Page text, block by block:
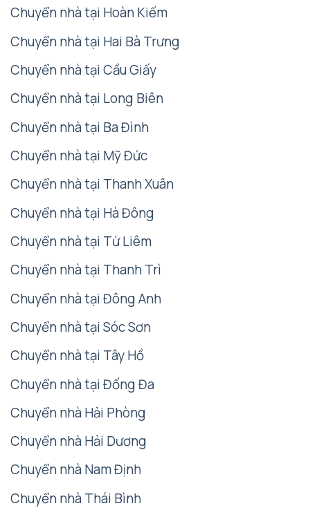
Chuyển nhà tại Hoàn Kiếm
Chuyển nhà tại Hai Bà Trưng
Chuyển nhà tại Cầu Giấy
Chuyển nhà tại Long Biên
Chuyển nhà tại Ba Đình
Chuyển nhà tại Mỹ Đức
Chuyển nhà tại Thanh Xuân
Chuyển nhà tại Hà Đông
Chuyển nhà tại Từ Liêm
Chuyển nhà tại Thanh Trì
Chuyển nhà tại Đông Anh
Chuyển nhà tại Sóc Sơn
Chuyển nhà tại Tây Hồ
Chuyển nhà tại Đống Đa
Chuyển nhà Hải Phòng
Chuyển nhà Hải Dương
Chuyển nhà Nam Định
Chuyển nhà Thái Bình